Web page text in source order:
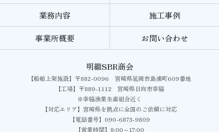
業務内容
施工事例
事業所概要
お問い合わせ
明繼SBR商会
【船舶上架施設】〒882-0096 宮崎県延岡市島浦町609番地
【工場】〒889-1112 宮崎県日向市幸脇
※幸脇漁業生産組合近く
【対応エリア】宮崎県を拠点に全国のご依頼に対応
【電話番号】090-6873-9809
【営業時間】8:00～17:00